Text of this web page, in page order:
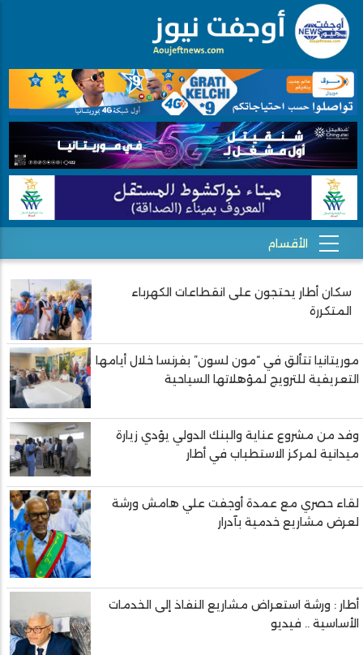
سكان أطار يحتجون على انقطاعات الكهرباء
المتكررة
موريتانيا تتألق في “مون لسون” بفرنسا خلال أيامها
التعريفية للترويج لمؤهلاتها السياحية
وفد من مشروع عناية والبنك الدولي يؤدي زيارة
ميدانية لمركز الاستطباب في أطار
لقاء حصري مع عمدة أوجفت علي هامش ورشة
لعرض مشاريع خدمية بآدرار
أطار : ورشة استعراض مشاريع النفاذ إلى الخدمات
الأساسية .. فيديو
Pagination